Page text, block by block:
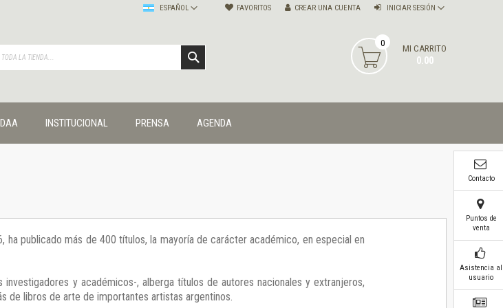
FAVORITOS INICIAR SESIÓN
CREAR UNA CUENTA
ESPAÑOL
MI CARRITO
0.00
0
INSTITUCIONAL PRENSA AGENDA
ha publicado más de 400 títulos, la mayoría de carácter académico, en especial en
y académicos-, alberga títulos de autores nacionales y extranjeros,
de libros de arte de importantes artistas argentinos.
Contacto
Puntos de
venta
Asistencia al
usuario